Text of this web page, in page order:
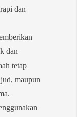
dan
dan
tetap
maupun